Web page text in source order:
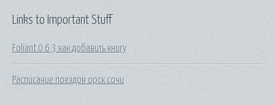
Links to Important Stuff
Foliant 0 6 3 как добавить книгу
Расписание поездов орск сочи